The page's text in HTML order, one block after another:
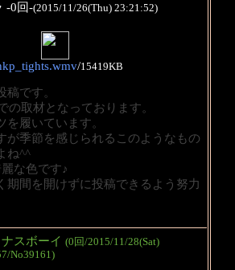
-0回-(2015/11/26(Thu) 23:21:52)
/15419KB
稿です。
の取材となっております。
を履いています。
が季節を感じられるこのようなもの
ね^^
な色です♪
期間を開けずに投稿できるよう努力
スボーイ (0回/2015/11/28(Sat)
No39161)